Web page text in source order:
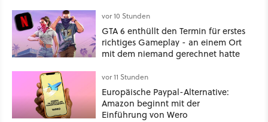
vor 10 Stunden
GTA 6 enthüllt den Termin für erstes
richtiges Gameplay - an einem Ort
mit dem niemand gerechnet hatte
vor 11 Stunden
Europäische Paypal-Alternative:
Amazon beginnt mit der
Einführung von Wero